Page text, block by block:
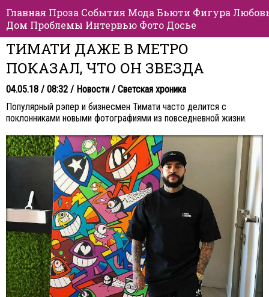
Главная Проза События Мода Бьюти Фигура
Дом Проблемы Интервью Фото Досье
ТИМАТИ ДАЖЕ В МЕТРО
ПОКАЗАЛ, ЧТО ОН ЗВЕЗДА
04.05.18 / 08:32 / Новости / Светская хроника
Популярный рэпер и бизнесмен Тимати часто делится с
поклонниками новыми фотографиями из повседневной жизни.